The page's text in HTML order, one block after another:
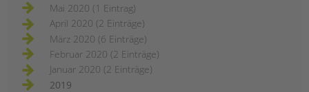
Mai 2020 (1 Eintrag)
April 2020 (2 Einträge)
März 2020 (6 Einträge)
Februar 2020 (2 Einträge)
Januar 2020 (2 Einträge)
2019